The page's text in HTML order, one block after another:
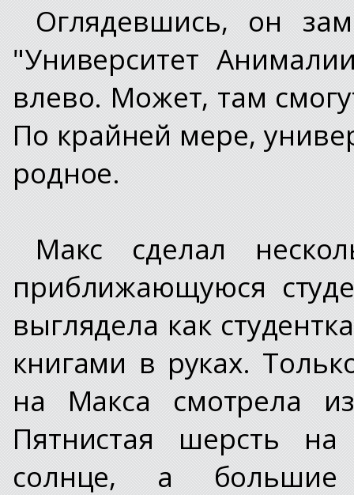
Оглядевшись, он
"Университет
влево. Может, там
По крайней мере,
родное.
Макс сделал
приближающуюся
выглядела как
книгами в руках.
на Макса смотрела
Пятнистая шерсть
солнце, а большие